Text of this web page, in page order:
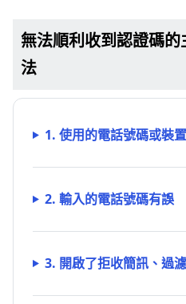
無法順利收到認證碼
法
1. 使用的電話號碼或裝
2. 輸入的電話號碼有誤
3. 開啟了拒收簡訊、過